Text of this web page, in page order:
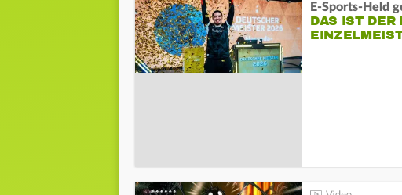
E-Sports-Held
DAS IST DER